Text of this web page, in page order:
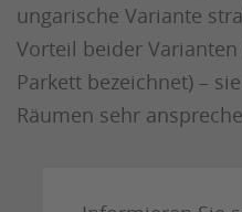
ungarische Variante
Vorteil beider
Parkett bezeichnet) –
Räumen sehr